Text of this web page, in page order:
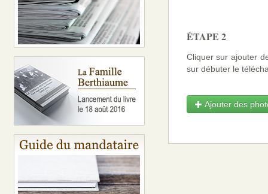
ÉTAPE 2
Cliquer sur ajouter
sur débuter le
Ajouter des